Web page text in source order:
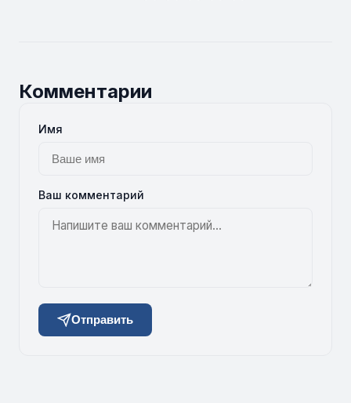
Комментарии
Имя
Ваш комментарий
Отправить